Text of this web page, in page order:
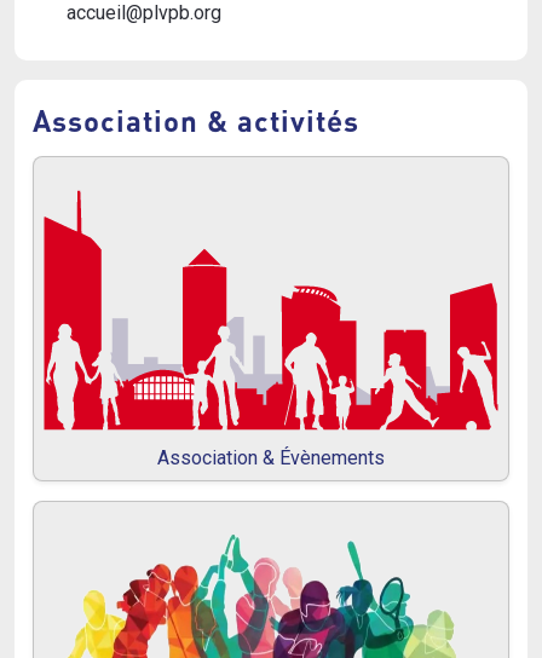
accueil@plvpb.org
Association & activités
Association & Évènements